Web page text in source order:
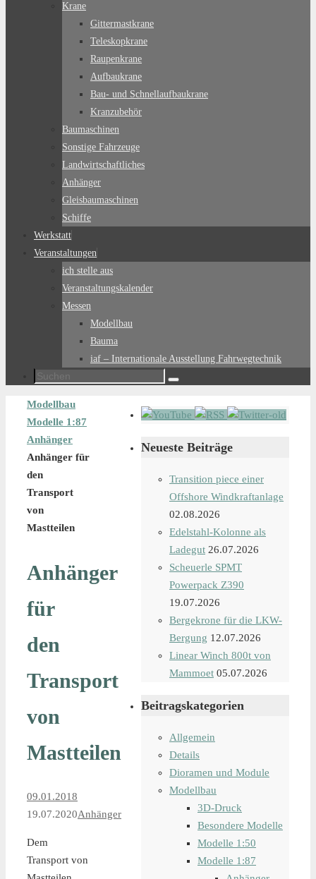
Krane
Gittermastkrane
Teleskopkrane
Raupenkrane
Aufbaukrane
Bau- und Schnellaufbaukrane
Kranzubehör
Baumaschinen
Sonstige Fahrzeuge
Landwirtschaftliches
Anhänger
Gleisbaumaschinen
Schiffe
Werkstatt
Veranstaltungen
ich stelle aus
Veranstaltungskalender
Messen
Modellbau
Bauma
iaf – Internationale Ausstellung Fahrwegtechnik
Suchen
Suchen
Start
Modellbau
Modelle 1:87
Anhänger
Anhänger für
den
Transport
von
Mastteilen
Anhänger
für
den
Transport
von
Mastteilen
09.01.2018
19.07.2020Anhänger
Dem
Transport von
Neueste Beiträge
Transition piece einer
Offshore Windkraftanlage
02.08.2026
Edelstahl-Kolonne als
Ladegut 26.07.2026
Scheuerle SPMT
Powerpack Z390
19.07.2026
Bergekrone für die LKW-
Bergung 12.07.2026
Linear Winch 800t von
Mammoet 05.07.2026
Beitragskategorien
Allgemein
Details
Dioramen und Module
Modellbau
3D-Druck
Besondere Modelle
Modelle 1:50
Modelle 1:87